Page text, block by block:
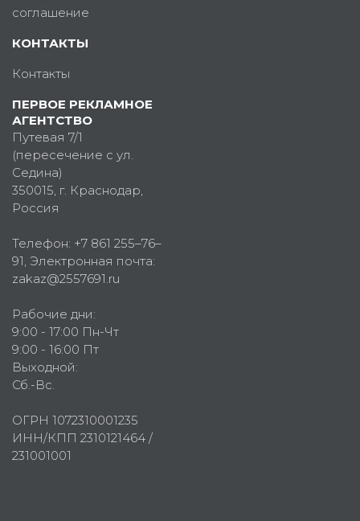
соглашение
КОНТАКТЫ
Контакты
ПЕРВОЕ РЕКЛАМНОЕ
АГЕНТСТВО
Путевая 7/1
(пересечение с ул.
Седина)
350015, г. Краснодар,
Россия
Телефон: +7 861 255–76–
91, Электронная почта:
zakaz@2557691.ru
Рабочие дни:
9:00 - 17:00 Пн-Чт
9:00 - 16:00 Пт
Выходной:
Сб.-Вс.
ОГРН 1072310001235
ИНН/КПП 2310121464 /
231001001